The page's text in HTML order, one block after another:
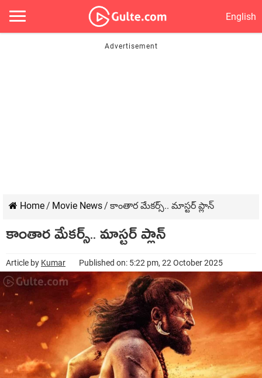
English
Home/ Movie News/ కాంతార మేకర్స్.. మాస్టర్ ప్లాన్
కాంతార మేకర్స్.. మాస్టర్ ప్లాన్
Article by Kumar Published on: 5:22 pm, 22 October 2025